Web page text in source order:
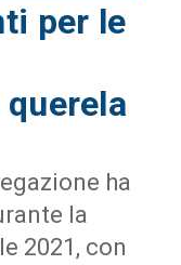
per le
ha
la
2021, con